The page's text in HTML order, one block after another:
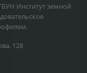
Институт земной
128